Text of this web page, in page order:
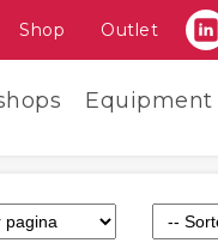
Shop Outlet
Equipment